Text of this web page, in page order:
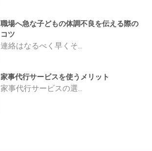
職場へ急な子どもの体調不良を伝える際の
コツ
連絡はなるべく早くそ...
家事代行サービスを使うメリット
家事代行サービスの選...